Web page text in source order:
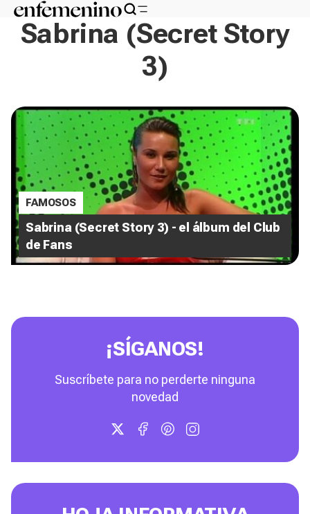
Sabrina (Secret Story
3)
FAMOSOS
Sabrina (Secret Story 3) - el álbum del Club
de Fans
¡SÍGANOS!
Suscríbete para no perderte ninguna
novedad